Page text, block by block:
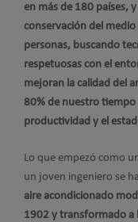
en más de 180 países,
conservación del
personas, buscando
respetuosas con el
mejoran la calidad del
80% de nuestro tiempo
productividad y el
Lo que empezó como
un joven ingeniero se
aire acondicionado
1902 y transformado a